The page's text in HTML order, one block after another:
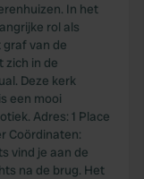
In het
rol als
van de
zich in de
Deze kerk
een mooi
Adres: 1 Place
Coördinaten:
vind je aan de
na de brug. Het